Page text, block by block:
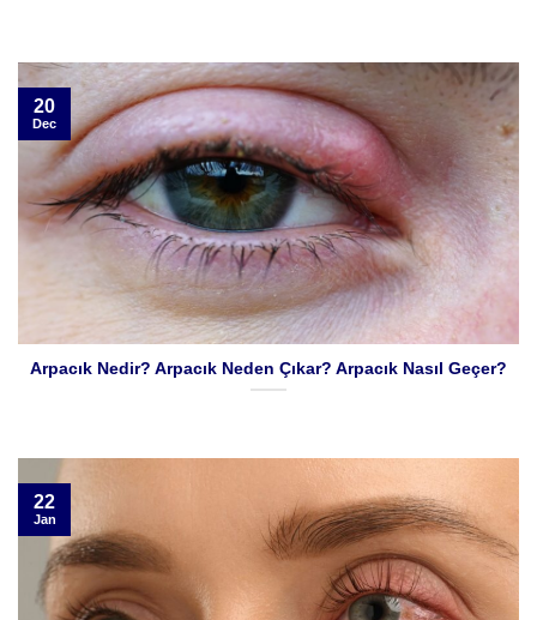
Arpacık Nedir? Arpacık Neden Çıkar? Arpacık Nasıl Geçer?
20
Dec
22
Jan